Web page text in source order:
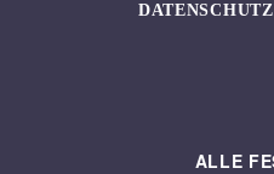
ALLE